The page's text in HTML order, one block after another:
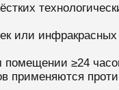
или инфракрасных
≥24
применяются